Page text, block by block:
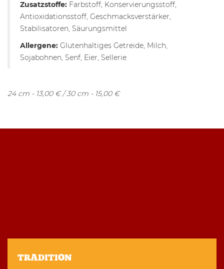
Zusatzstoffe: Farbstoff, Konservierungsstoff,
Antioxidationsstoff, Geschmacksverstärker,
Stabilisatoren, Säurungsmittel
Allergene: Glutenhaltiges Getreide, Milch,
Sojabohnen, Senf, Eier, Sellerie
24 cm - 13,00 € / 30 cm - 15,00 €
TRADITION